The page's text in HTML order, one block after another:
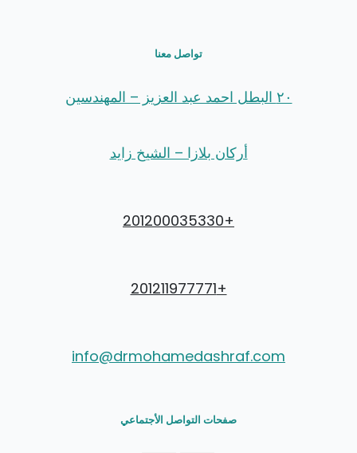
تواصل معنا
٢٠ البطل احمد عبد العزيز – المهندسين
أركان بلازا – الشيخ زايد
+201200035330
+201211977771
info@drmohamedashraf.com
صفحات التواصل الأجتماعي